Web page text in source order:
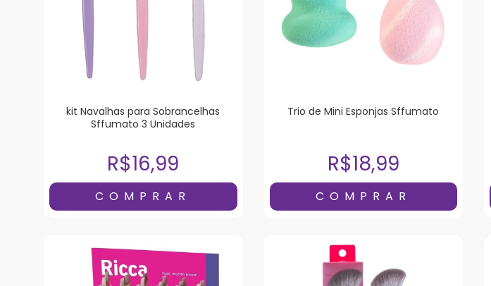
kit Navalhas para Sobrancelhas
Sffumato 3 Unidades
R$16,99
Trio de Mini Esponjas Sffumato
R$18,99